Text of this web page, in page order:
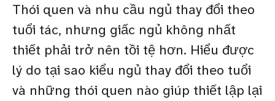
Thói quen và nhu cầu ngủ thay đổi theo
tuổi tác, nhưng giấc ngủ không nhất
thiết phải trở nên tồi tệ hơn. Hiểu được
lý do tại sao kiểu ngủ thay đổi theo tuổi
và những thói quen nào giúp thiết lập lại